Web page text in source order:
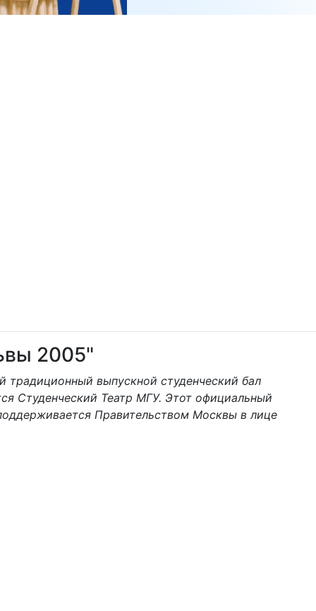
2005"
выпускной студенческий бал
Студенческий Театр МГУ. Этот официальный
Правительством Москвы в лице